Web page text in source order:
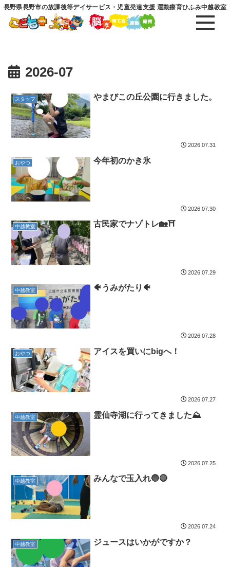
長野県長野市の放課後等デイサービス・児童発達支援 運動療育ひふみ中越教室
2026-07
スタッフ やまびこの丘公園に行きました。
2026.07.31
おやつ 今年初のかき氷
2026.07.30
中越教室 古民家でナゾトレ🏡⛩️
2026.07.29
中越教室 🐠うみがたり🐠
2026.07.28
おやつ アイスを買いにbigへ！
2026.07.27
中越教室 霊仙寺湖に行ってきました⛰️
2026.07.25
中越教室 みんなで玉入れ🔵🔴
2026.07.24
中越教室 ジュースはいかがですか？